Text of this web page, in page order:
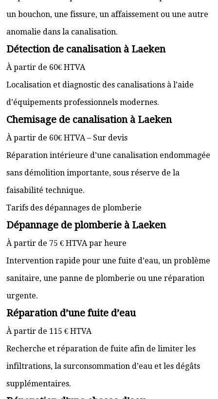
un bouchon, une fissure, un affaissement ou une autre
anomalie dans la canalisation.
Détection de canalisation à Laeken
À partir de 60€ HTVA
Localisation et diagnostic des canalisations à l’aide
d’équipements professionnels modernes.
Chemisage de canalisation à Laeken
À partir de 60€ HTVA – Sur devis
Réparation intérieure d’une canalisation endommagée
sans démolition importante, sous réserve de la
faisabilité technique.
Tarifs des dépannages de plomberie
Dépannage de plomberie à Laeken
À partir de 75 € HTVA par heure
Intervention rapide pour une fuite d’eau, un problème
sanitaire, une panne de plomberie ou une réparation
urgente.
Réparation d’une fuite d’eau
À partir de 115 € HTVA
Recherche et réparation de fuite afin de limiter les
infiltrations, la surconsommation d’eau et les dégâts
supplémentaires.